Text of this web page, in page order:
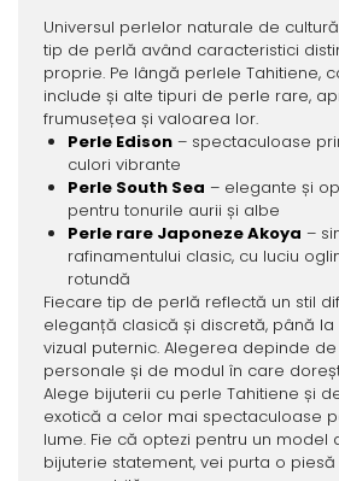
Universul perlelor naturale de
tip de perlă având caracteristici
proprie. Pe lângă perlele Tahitiene,
include și alte tipuri de perle rare,
frumusețea și valoarea lor.
Perle Edison– spectaculoase
culori vibrante
Perle South Sea – elegante și
pentru tonurile aurii și albe
Perle rare Japoneze Akoya –
rafinamentului clasic, cu luciu
rotundă
Fiecare tip de perlă reflectă un stil
eleganță clasică și discretă, până
vizual puternic. Alegerea depinde
personale și de modul în care
Alege bijuterii cu perle Tahitiene și
exotică a celor mai spectaculoase
lume. Fie că optezi pentru un model
bijuterie statement, vei purta o